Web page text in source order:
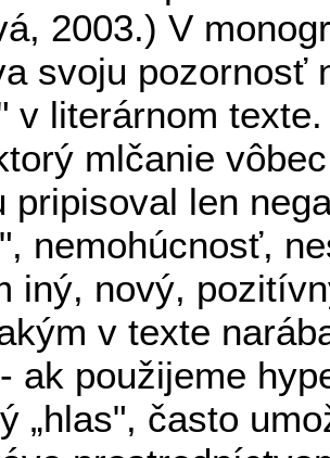
2003.) V
svoju pozornosť
v literárnom
mlčanie
pripisoval len
nemohúcnosť,
iný, nový,
v texte
ak použijeme
„hlas", často